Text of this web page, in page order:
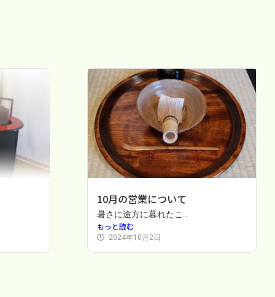
10月の営業について
暑さに途方に暮れたこ...
もっと読む
2024年10月2日